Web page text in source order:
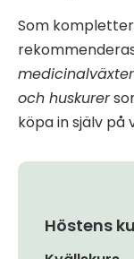
Som
och huskurer
köpa in själv på
Höstens